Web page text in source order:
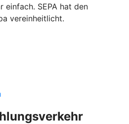
einfach. SEPA hat den
vereinheitlicht.